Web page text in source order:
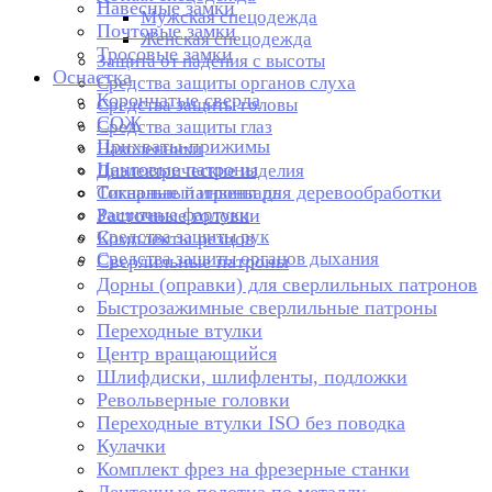
Мужская спецодежда
Женская спецодежда
Защита от падения с высоты
Средства защиты органов слуха
Средства защиты головы
Средства защиты глаз
Наколенники
Диэлектрические изделия
Сигнальный инвентарь
Защитные фартуки
Средства защиты рук
Средства защиты органов дыхания
Навесные замки
Почтовые замки
Тросовые замки
Оснастка
Корончатые сверла
СОЖ
Прихваты-прижимы
Цанговые патроны
Токарные патроны для деревообработки
Расточные головки
Комплекты резцов
Сверлильные патроны
Дорны (оправки) для сверлильных патронов
Быстрозажимные сверлильные патроны
Переходные втулки
Центр вращающийся
Шлифдиски, шлифленты, подложки
Револьверные головки
Переходные втулки ISO без поводка
Кулачки
Комплект фрез на фрезерные станки